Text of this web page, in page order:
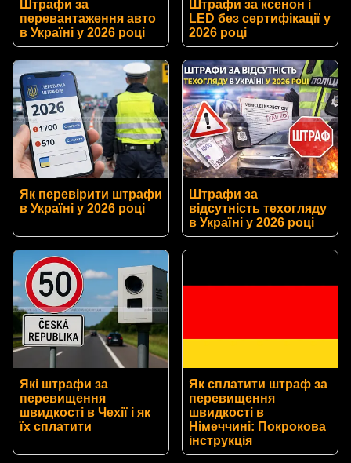
Штрафи за
перевантаження авто
в Україні у 2026 році
Штрафи за ксенон і
LED без сертифікації у
2026 році
Як перевірити штрафи
в Україні у 2026 році
Штрафи за
відсутність техогляду
в Україні у 2026 році
Які штрафи за
перевищення
швидкості в Чехії і як
їх сплатити
Як сплатити штраф за
перевищення
швидкості в
Німеччині: Покрокова
інструкція